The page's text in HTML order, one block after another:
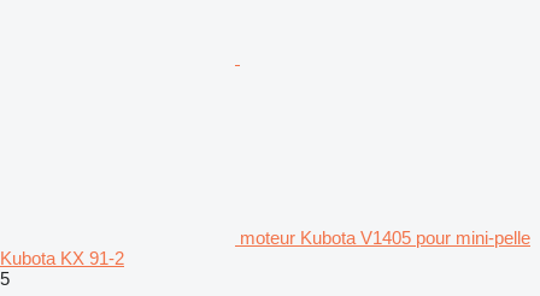
moteur Kubota V1405 pour mini-pelle
Kubota KX 91-2
5